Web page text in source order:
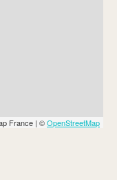
France | ©OpenStreetMap